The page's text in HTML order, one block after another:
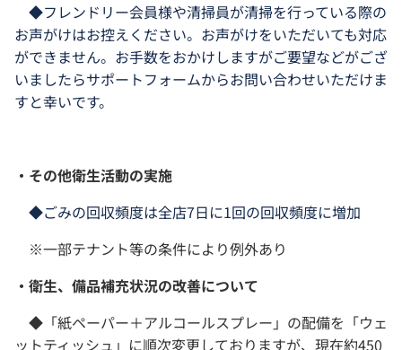
◆フレンドリー会員様や清掃員が清掃を行っている際の
お声がけはお控えください。お声がけをいただいても対応
ができません。お手数をおかけしますがご要望などがござ
いましたらサポートフォームからお問い合わせいただけま
すと幸いです。
・その他衛生活動の実施
◆ごみの回収頻度は全店7日に1回の回収頻度に増加
※一部テナント等の条件により例外あり
・衛生、備品補充状況の改善について
◆「紙ペーパー＋アルコールスプレー」の配備を「ウェ
ットティッシュ」に順次変更しておりますが、現在約450